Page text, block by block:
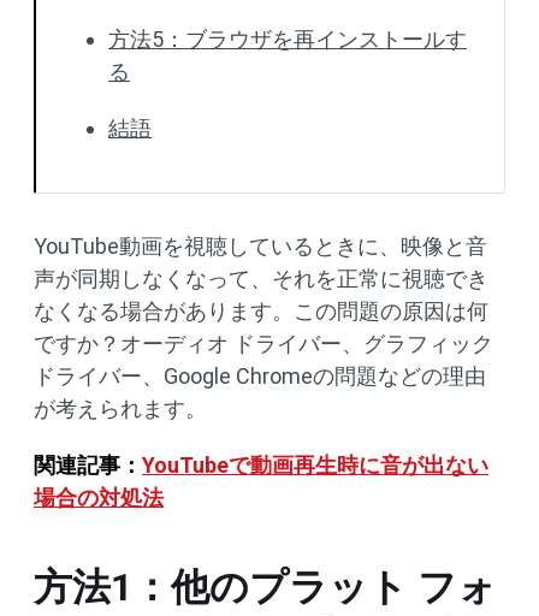
方法5：ブラウザを再インストールす
る
結語
YouTube動画を視聴しているときに、映像と音
声が同期しなくなって、それを正常に視聴でき
なくなる場合があります。この問題の原因は何
ですか？オーディオ ドライバー、グラフィック
ドライバー、Google Chromeの問題などの理由
が考えられます。
関連記事： YouTubeで動画再生時に音が出ない
場合の対処法
方法1：他のプラット フォ